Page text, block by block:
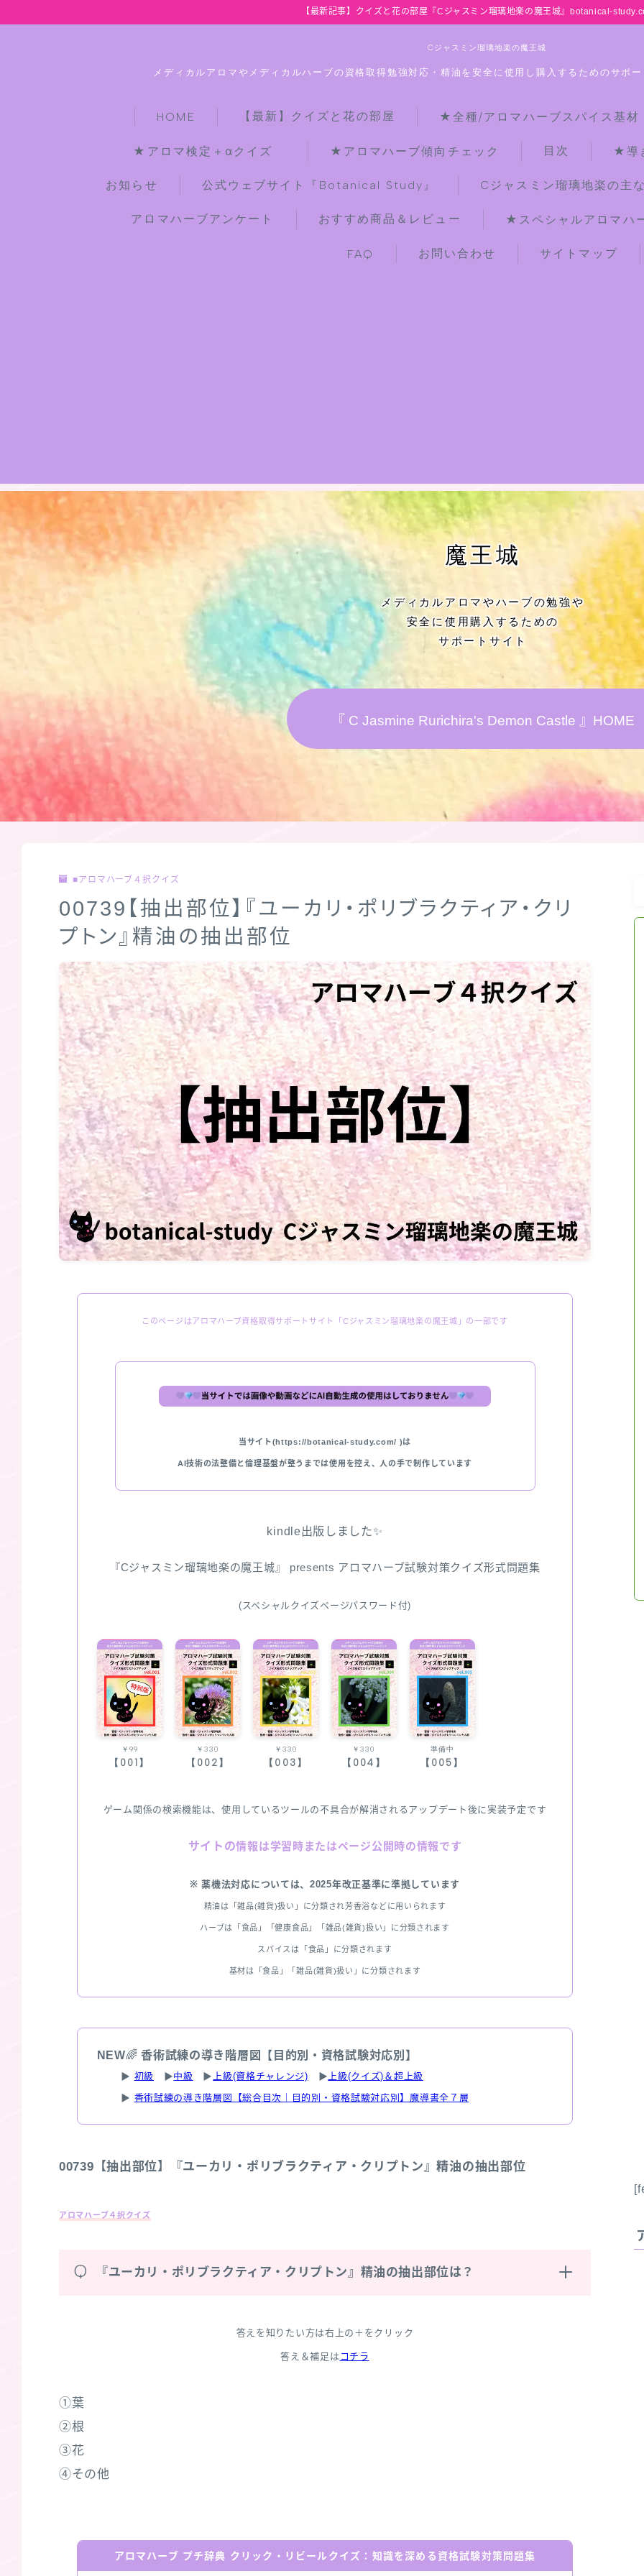
【最新記事】クイズと花の部屋『Cジャスミン瑠璃地楽の魔王城』botanical-
Cジャスミン瑠璃地楽の魔王城
メディカルアロマやメディカルハーブの資格取得勉強対応・精油を安全に使用し購入するためのサポ
HOME 【最新】クイズと花の部屋 ★全種/アロマハーブスパイス基
★アロマ検定＋αクイズ ★アロマハーブ傾向チェック 目次 ★導
お知らせ 公式ウェブサイト『Botanical Study』 Cジャスミン瑠璃地楽の主
アロマハーブアンケート おすすめ商品＆レビュー ★スペシャルアロマハ
FAQ お問い合わせ サイトマップ
【最新】クイズと花の部屋
★全種/アロマハーブスパイス基材 プ
お知らせ
公式ウェブサイト『Botanical Study』
Cジャスミン瑠璃地楽の主な活動先リン
ク集
プロフィール
アロマハーブアンケート
おすすめ商品＆レビュー
★スペシャルアロマハーブ４択クイズ
FAQ
サイトマップ
魔王城
メディカルアロマやハーブの勉強や
安全に使用購入するための
サポートサイト
『 C Jasmine Rurichira's Demon Castle 』HOME
■アロマハーブ４択クイズ
00739【抽出部位】『ユーカリ・ポリブラクティア・クリ
プトン』精油の抽出部位
このページはアロマハーブ資格取得サポートサイト「Cジャスミン瑠璃地楽の魔王城」の一部です
当サイト(https://botanical-study.com/ )は
AI技術の法整備と倫理基盤が整うまでは使用を控え、人の手で制作しています
kindle出版しました✨
『Cジャスミン瑠璃地楽の魔王城』 presents アロマハーブ試験対策クイズ形式問題集
(スペシャルクイズページパスワード付)
￥99
【001】
￥330
【002】
￥330
【003】
￥330
【004】
準備中
【005】
ゲーム関係の検索機能は、使用しているツールの不具合が解消されるアップデート後に実装予定です
サイトの情報は学習時またはページ公開時の情報です
※ 薬機法対応については、2025年改正基準に準拠しています
精油は「雑品(雑貨)扱い」に分類され芳香浴などに用いられます
ハーブは「食品」「健康食品」「雑品(雑貨)扱い」に分類されます
スパイスは「食品」に分類されます
基材は「食品」「雑品(雑貨)扱い」に分類されます
NEW🌈香術試練の導き階層図【目的別・資格試験対応別】
▶ 初級 ▶中級 ▶ 上級(資格チャレンジ) ▶ 上級(クイズ)＆超上級
▶ 香術試練の導き階層図【総合目次｜目的別・資格試験対応別】魔導書全７層
00739【抽出部位】『ユーカリ・ポリブラクティア・クリプトン』精油の抽出部位
アロマハーブ４択クイズ
Q 『ユーカリ・ポリブラクティア・クリプトン』精油の抽出部位は？
答えを知りたい方は右上の＋をクリック
答え＆補足は コチラ
①葉
②根
③花
④その他
アロマハーブ プチ辞典 クリック・リビールクイズ：知識を深める資格試験対策問題集